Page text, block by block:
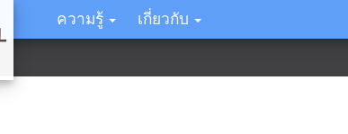
ความรู้ เกี่ยวกับ